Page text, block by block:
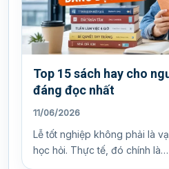
Top 15 sách hay cho
đáng đọc nhất
11/06/2026
Lễ tốt nghiệp không phải là
học hỏi. Thực tế, đó chính là…